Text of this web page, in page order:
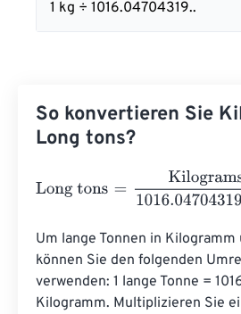
1 kg ÷ 1016.04704319..
So konvertieren Sie
Long tons?
Long tons Kilograms
Um lange Tonnen in
können Sie den folgenden
verwenden: 1 lange Tonne =
Kilogramm. Multiplizieren Sie